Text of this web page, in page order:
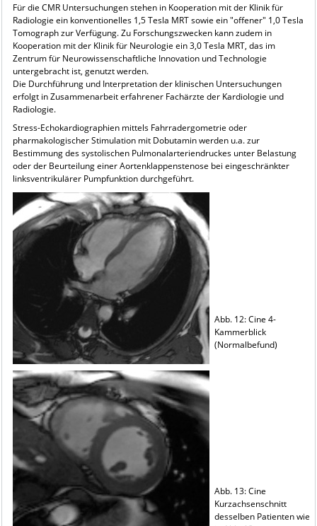
Für die CMR Untersuchungen stehen in Kooperation mit der Klinik für
Radiologie ein konventionelles 1,5 Tesla MRT sowie ein "offener" 1,0 Tesla
Tomograph zur Verfügung. Zu Forschungszwecken kann zudem in
Kooperation mit der Klinik für Neurologie ein 3,0 Tesla MRT, das im
Zentrum für Neurowissenschaftliche Innovation und Technologie
untergebracht ist, genutzt werden.
Die Durchführung und Interpretation der klinischen Untersuchungen
erfolgt in Zusammenarbeit erfahrener Fachärzte der Kardiologie und
Radiologie.
Stress-Echokardiographien mittels Fahrradergometrie oder
pharmakologischer Stimulation mit Dobutamin werden u.a. zur
Bestimmung des systolischen Pulmonalarteriendruckes unter Belastung
oder der Beurteilung einer Aortenklappenstenose bei eingeschränkter
linksventrikulärer Pumpfunktion durchgeführt.
Abb. 12: Cine 4-
Kammerblick
(Normalbefund)
Abb. 13: Cine
Kurzachsenschnitt
desselben Patienten wie